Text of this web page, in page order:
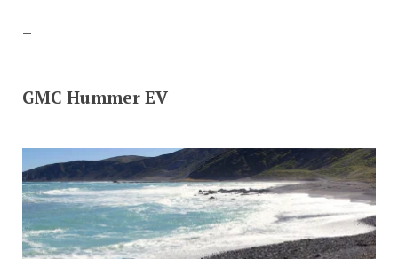
–
GMC Hummer EV